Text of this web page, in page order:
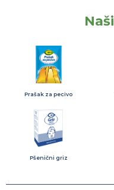
Prašak za pecivo
Pšenični griz